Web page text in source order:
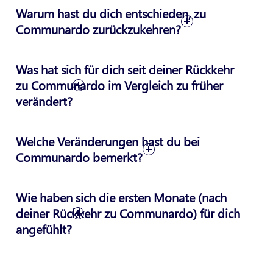
Warum hast du dich entschieden, zu
Communardo zurückzukehren?
Was hat sich für dich seit deiner Rückkehr
zu Communardo im Vergleich zu früher
verändert?
Welche Veränderungen hast du bei
Communardo bemerkt?
Wie haben sich die ersten Monate (nach
deiner Rückkehr zu Communardo) für dich
angefühlt?